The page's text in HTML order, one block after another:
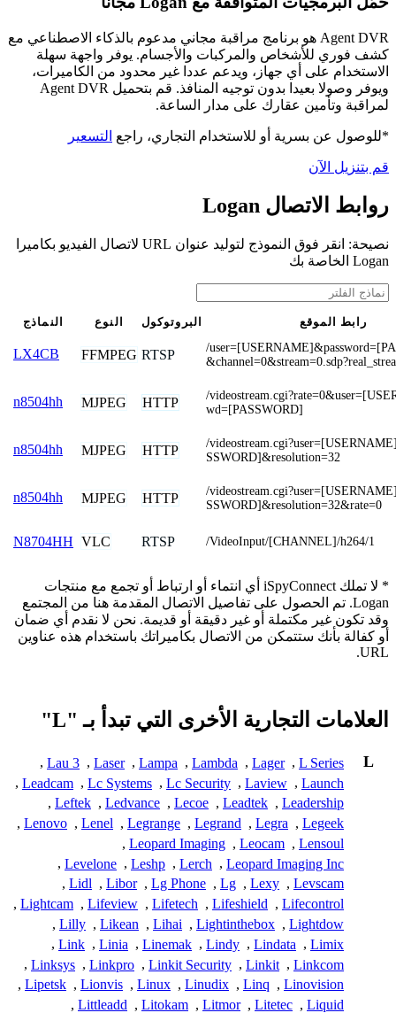
Agent DVR هو برنامج مراقبة مجاني مدعوم بالذكاء الاصطناعي مع
كشف فوري للأشخاص والمركبات والأجسام. يوفر واجهة سهلة
الاستخدام على أي جهاز، ويدعم عددا غير محدود من الكاميرات،
ويوفر وصولا بعيدا بدون توجيه المنافذ. قم بتحميل Agent DVR
لمراقبة وتأمين عقارك على مدار الساعة.
*للوصول عن بسرية أو للاستخدام التجاري، راجع التسعير
قم بتنزيل الآن
روابط الاتصال Logan
نصيحة: انقر فوق النموذج لتوليد عنوان URL لاتصال الفيديو بكاميرا
Logan الخاصة بك
النماذج النوع البروتوكول رابط الموقع
LX4CB FFMPEG RTSP
/
n8504hh MJPEG HTTP
/
wd=[PASSWORD]
n8504hh MJPEG HTTP
/
SSWORD]&resolution=32
n8504hh MJPEG HTTP
/
SSWORD]&resolution=32&rate=0
N8704HH VLC RTSP /VideoInput/[CHANNEL]/h264/1
* لا تملك iSpyConnect أي انتماء أو ارتباط أو تجمع مع منتجات
Logan. تم الحصول على تفاصيل الاتصال المقدمة هنا من المجتمع
وقد تكون غير مكتملة أو غير دقيقة أو قديمة. نحن لا نقدم أي ضمان
أو كفالة بأنك ستتمكن من الاتصال بكاميراتك باستخدام هذه عناوين
URL.
العلامات التجارية الأخرى التي تبدأ بـ "L"
L
L Series
,
Lager
,
Lambda
,
Lampa
,
Laser
,
Lau 3
,
Launch
,
Laview
,
Lc Security
,
Lc Systems
,
Leadcam
,
Leadership
,
Leadtek
,
Lecoe
,
Ledvance
,
Leftek
,
Legeek
,
Legra
,
Legrand
,
Legrange
,
Lenel
,
Lenovo
,
Lensoul
,
Leocam
,
Leopard Imaging
,
Leopard Imaging Inc
,
Lerch
,
Leshp
,
Levelone
,
Levscam
,
Lexy
,
Lg
,
Lg Phone
,
Libor
,
Lidl
,
Lifecontrol
,
Lifeshield
,
Lifetech
,
Lifeview
,
Lightcam
,
Lightdow
,
Lightinthebox
,
Lihai
,
Likean
,
Lilly
,
Limix
,
Lindata
,
Lindy
,
Linemak
,
Linia
,
Link
,
Linkcom
,
Linkit
,
Linkit Security
,
Linkpro
,
Linksys
,
Linovision
,
Linq
,
Linudix
,
Linux
,
Lionvis
,
Lipetsk
,
Liquid
,
Litetec
,
Litmor
,
Litokam
,
Littleadd
,